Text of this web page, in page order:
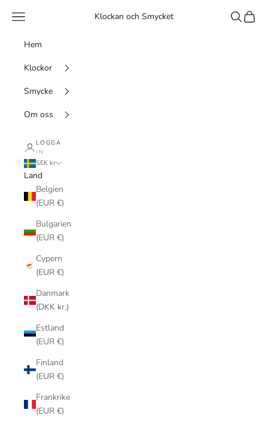
Klockan och Smycket
Meny Sök
Hem
Klockor
Smycke
Om oss
LOGGA
IN
SEK kr
Land
Belgien
(EUR €)
Bulgarien
(EUR €)
Cypern
(EUR €)
Danmark
(DKK kr.)
Estland
(EUR €)
Finland
(EUR €)
Frankrike
(EUR €)